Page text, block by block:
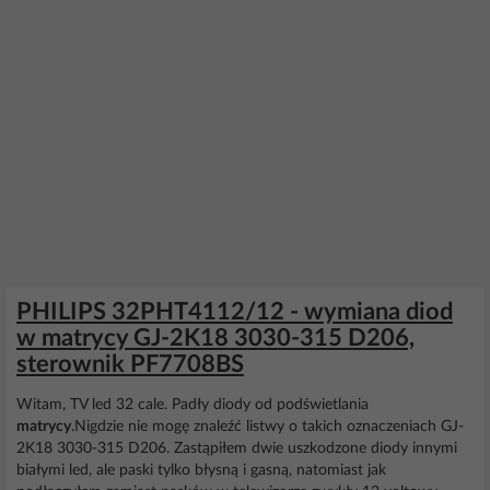
PHILIPS 32PHT4112/12 - wymiana diod
w matrycy GJ-2K18 3030-315 D206,
sterownik PF7708BS
Witam, TV led 32 cale. Padły diody od podświetlania
matrycy.Nigdzie nie mogę znaleźć listwy o takich oznaczeniach GJ-
2K18 3030-315 D206. Zastąpiłem dwie uszkodzone diody innymi
białymi led, ale paski tylko błysną i gasną, natomiast jak